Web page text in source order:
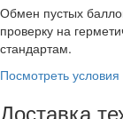
Обмен пустых
проверку на
стандартам.
Посмотреть условия
Доставка